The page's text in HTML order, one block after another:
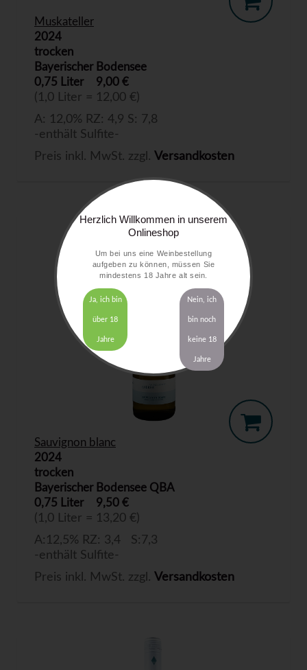
Muskateller
2024
trocken
Bayerischer Bodensee
0,75 Liter
9,00 €
(1,0 Liter = 12,00 €)
A: 12,0% RZ: 4,9 S: 7,8
-enthält Sulfite-
Preis inkl. MwSt. zzgl. Versandkosten
Sauvignon blanc
2024
trocken
Bayerischer Bodensee QBA
0,75 Liter
9,50 €
(1,0 Liter = 13,20 €)
A:12,5% RZ: 3,4 S:7,3
-enthält Sulfite-
Preis inkl. MwSt. zzgl. Versandkosten
Herzlich Willkommen in unserem
Onlineshop
Um bei uns eine Weinbestellung
aufgeben zu können, müssen Sie
mindestens 18 Jahre alt sein.
Ja, ich bin
über 18
Jahre
Nein, ich
bin noch
keine 18
Jahre